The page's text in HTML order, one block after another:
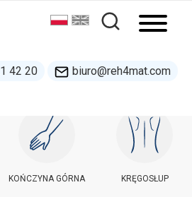
42 20 biuro@reh4mat.com
500 132 274
handel@reh4mat.com
KOŃCZYNA GÓRNA KRĘGOSŁUP